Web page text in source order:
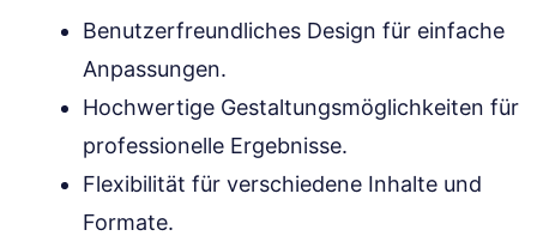
Benutzerfreundliches Design für einfache
Anpassungen.
Hochwertige Gestaltungsmöglichkeiten für
professionelle Ergebnisse.
Flexibilität für verschiedene Inhalte und
Formate.